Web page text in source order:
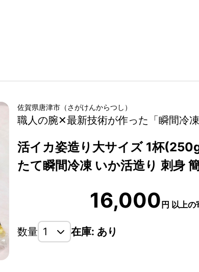
佐賀県唐津市 （さがけんからつし ）
職人の腕✕最新技術が作った「瞬間冷凍
活イカ姿造り大サイズ 1杯
たて瞬間冷凍 いか活造り 刺身
16,000円 以上の
数量 在庫: あり